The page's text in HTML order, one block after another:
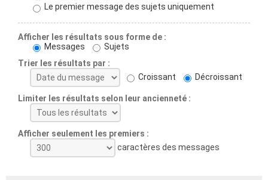
Le premier message des sujets uniquement
Afficher les résultats sous forme de :
Messages
Sujets
Trier les résultats par :
Croissant
Décroissant
Limiter les résultats selon leur ancienneté :
Afficher seulement les premiers :
caractères des messages